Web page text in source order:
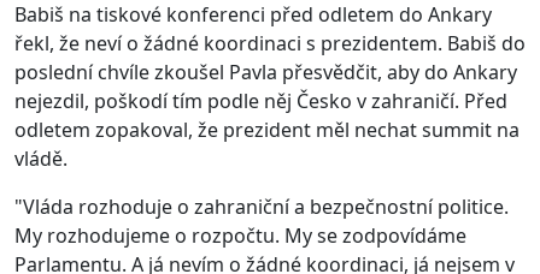
Babiš na tiskové konferenci před odletem do Ankary
řekl, že neví o žádné koordinaci s prezidentem. Babiš do
poslední chvíle zkoušel Pavla přesvědčit, aby do Ankary
nejezdil, poškodí tím podle něj Česko v zahraničí. Před
odletem zopakoval, že prezident měl nechat summit na
vládě.
"Vláda rozhoduje o zahraniční a bezpečnostní politice.
My rozhodujeme o rozpočtu. My se zodpovídáme
Parlamentu. A já nevím o žádné koordinaci, já nejsem v